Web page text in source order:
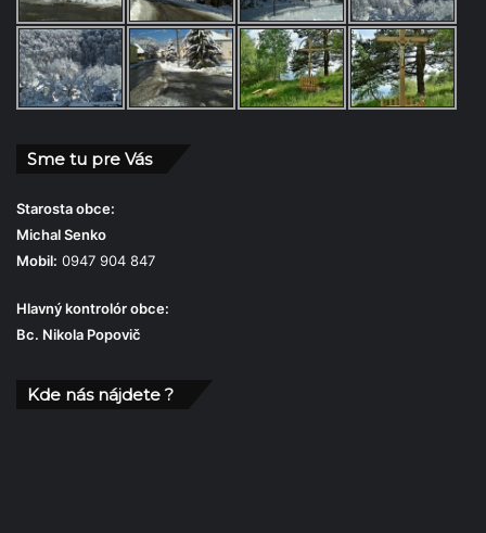
Sme tu pre Vás
Starosta obce:
Michal Senko
Mobil: 0947 904 847
Hlavný kontrolór obce:
Bc. Nikola Popovič
Kde nás nájdete ?